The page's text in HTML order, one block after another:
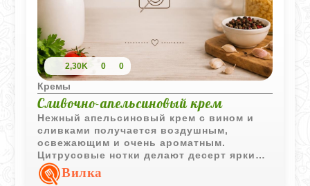
2,30K 0 0
Кремы
Сливочно-апельсиновый крем
Нежный апельсиновый крем с вином и
сливками получается воздушным,
освежающим и очень ароматным.
Цитрусовые нотки делают десерт ярким,
а мягкая текстура отлично сочетается со
свежими фруктами.
Вилка